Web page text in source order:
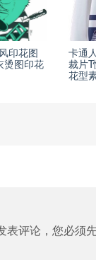
印花图
烫图印花
卡通
裁片T
花型
表评论，您必须